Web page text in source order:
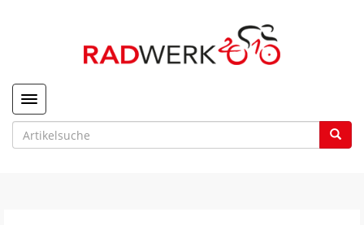
Toggle navigation